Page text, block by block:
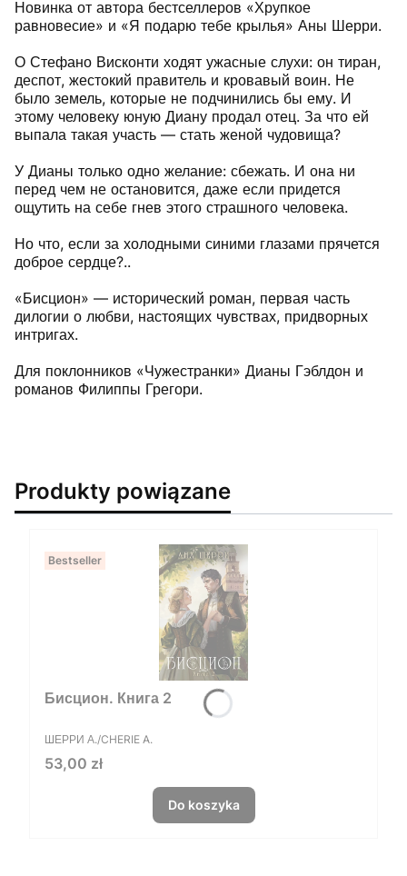
Новинка от автора бестселлеров «Хрупкое
равновесие» и «Я подарю тебе крылья» Аны Шерри.
О Стефано Висконти ходят ужасные слухи: он тиран,
деспот, жестокий правитель и кровавый воин. Не
было земель, которые не подчинились бы ему. И
этому человеку юную Диану продал отец. За что ей
выпала такая участь — стать женой чудовища?
У Дианы только одно желание: сбежать. И она ни
перед чем не остановится, даже если придется
ощутить на себе гнев этого страшного человека.
Но что, если за холодными синими глазами прячется
доброе сердце?..
«Бисцион» — исторический роман, первая часть
дилогии о любви, настоящих чувствах, придворных
интригах.
Для поклонников «Чужестранки» Дианы Гэблдон и
романов Филиппы Грегори.
Produkty powiązane
Bestseller
Бисцион. Книга 2
PRODUCENT
ШЕРРИ А./CHERIE A.
Cena
53,00 zł
Do koszyka